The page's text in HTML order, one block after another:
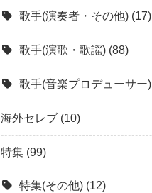
歌手(演奏者・その他) (17)
歌手(演歌・歌謡) (88)
歌手(音楽プロデューサー)
海外セレブ (10)
特集 (99)
特集(その他) (12)